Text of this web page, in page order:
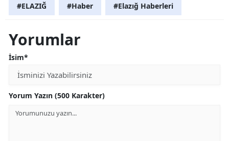
#ELAZIĞ #Haber #Elazığ Haberleri
Yorumlar
İsim*
Yorum Yazın (500 Karakter)